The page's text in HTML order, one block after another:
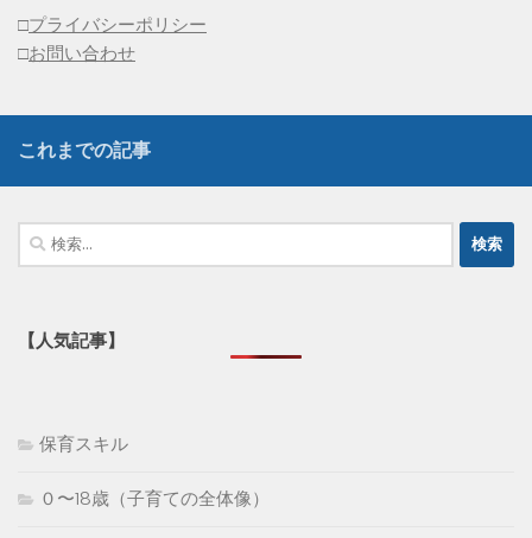
□プライバシーポリシー
□お問い合わせ
これまでの記事
検
索:
【人気記事】
保育スキル
０〜18歳（子育ての全体像）